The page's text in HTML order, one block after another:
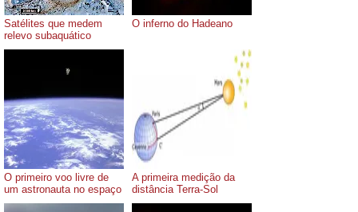
Satélites que medem
relevo subaquático
O inferno do Hadeano
O primeiro voo livre de
um astronauta no espaço
A primeira medição da
distância Terra-Sol